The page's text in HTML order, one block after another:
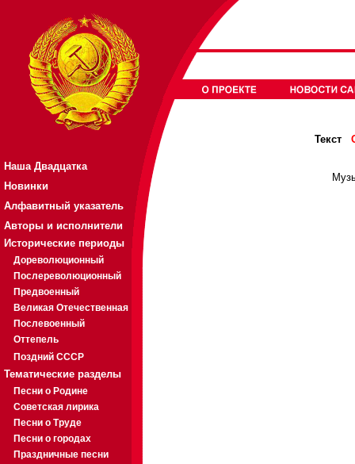
Наша Двадцатка
Новинки
Алфавитный указатель
Авторы и исполнители
Исторические периоды
Дореволюционный
Послереволюционный
Предвоенный
Великая Отечественная
Послевоенный
Оттепель
Поздний СССР
Тематические разделы
Песни о Родине
Советская лирика
Песни о Труде
Песни о городах
Праздничные песни
Текст